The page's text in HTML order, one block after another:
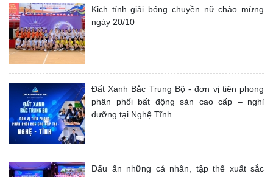
Kịch tính giải bóng chuyền nữ chào mừng
ngày 20/10
Đất Xanh Bắc Trung Bộ - đơn vị tiên phong
phân phối bất động sản cao cấp – nghỉ
dưỡng tại Nghệ Tĩnh
Dấu ấn những cá nhân, tập thể xuất sắc